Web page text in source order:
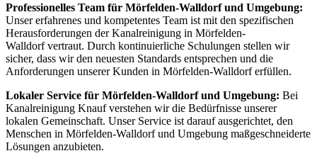
Professionelles Team für Mörfelden-Walldorfund Umgebung:
Unser erfahrenes und kompetentes Team ist mit den spezifischen
Herausforderungen der Kanalreinigung in Mörfelden-
Walldorf vertraut. Durch kontinuierliche Schulungen stellen wir
sicher, dass wir den neuesten Standards entsprechen und die
Anforderungen unserer Kunden in Mörfelden-Walldorf erfüllen.
Lokaler Service für Mörfelden-Walldorfund Umgebung: Bei
Kanalreinigung Knauf verstehen wir die Bedürfnisse unserer
lokalen Gemeinschaft. Unser Service ist darauf ausgerichtet, den
Menschen in Mörfelden-Walldorf und Umgebung maßgeschneiderte
Lösungen anzubieten.